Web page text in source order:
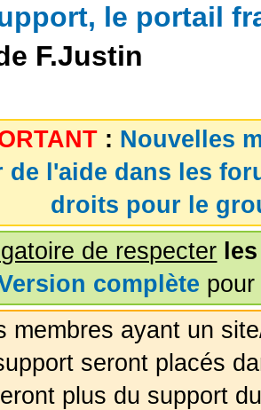
le portail
F.Justin
: Nouvelles
de l'aide dans les
droits pour le
de respecter
complète
membres ayant un
seront placés
plus du support